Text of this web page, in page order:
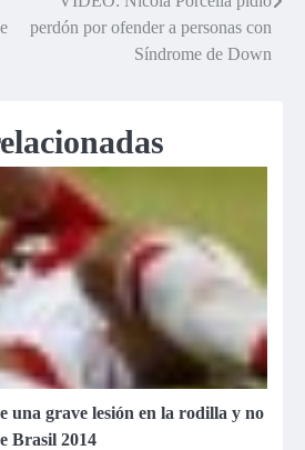
perdón por ofender a personas con
Síndrome de Down
una grave lesión en la rodilla y no
Brasil 2014